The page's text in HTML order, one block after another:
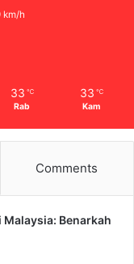
km/h
33 ℃
Rab
33 ℃
Kam
Comments
Malaysia: Benarkah